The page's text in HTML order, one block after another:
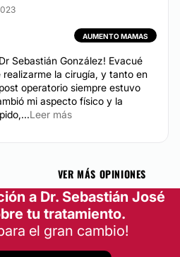
AUMENTO MAMAS
Sebastián González! Evacué
la cirugía, y tanto en
operatorio siempre estuvo
mi aspecto físico y la
Leer más
VER MÁS OPINIONES
a Dr. Sebastián José
tu tratamiento.
el gran cambio!